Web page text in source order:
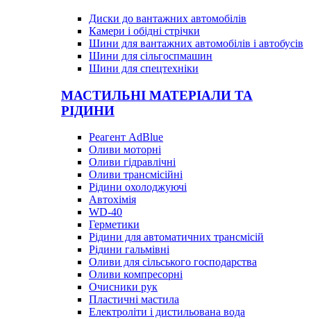
Диски до вантажних автомобілів
Камери і обідні стрічки
Шини для вантажних автомобілів і автобусів
Шини для сільгоспмашин
Шини для спецтехніки
МАСТИЛЬНІ МАТЕРІАЛИ ТА
РІДИНИ
Реагент AdBlue
Оливи моторні
Оливи гідравлічні
Оливи трансмісійні
Рідини охолоджуючі
Автохімія
WD-40
Герметики
Рідини для автоматичних трансмісій
Рідини гальмівні
Оливи для сільського господарства
Оливи компресорні
Очисники рук
Пластичні мастила
Електроліти і дистильована вода